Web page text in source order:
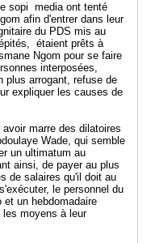
sopi media ont tenté
afin d'entrer dans leur
du PDS mis au
étaient prêts à
Ngom pour se faire
interposées,
plus arrogant, refuse de
expliquer les causes de
marre des dilatoires
Wade, qui semble
un ultimatum au
ainsi, de payer au plus
de salaires qu'il doit au
le personnel du
et un hebdomadaire
moyens à leur